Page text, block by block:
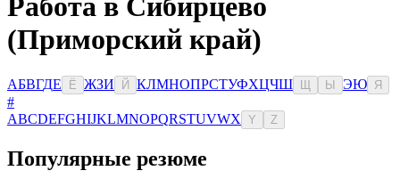
Работа в Сибирцево
(Приморский край)
АБВГДЕ Ё ЖЗИ Й КЛМНОПРСТУФХЦЧШ Ы ЭЮ Я
#
ABCDEFGHIJKLMNOPQRSTUVWX Y Z
Популярные резюме